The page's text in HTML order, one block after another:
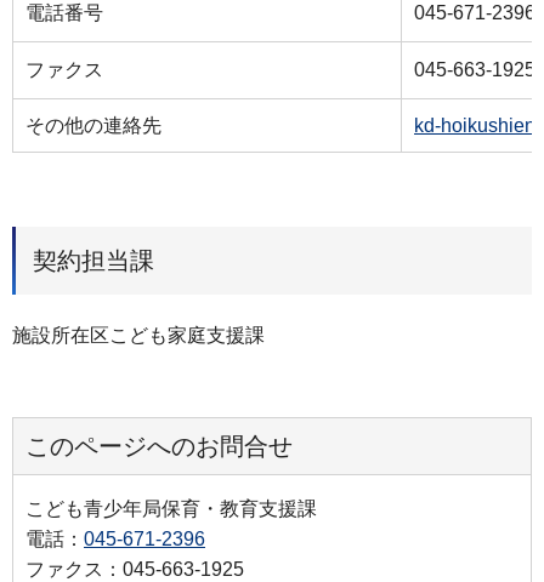
電話番号 045-671-2396
ファクス 045-663-1925
その他の連絡先 kd-
契約担当課
施設所在区こども家庭支援課
このページへのお問合せ
こども青少年局保育・教育支援課
電話： 045-671-2396
ファクス：045-663-1925